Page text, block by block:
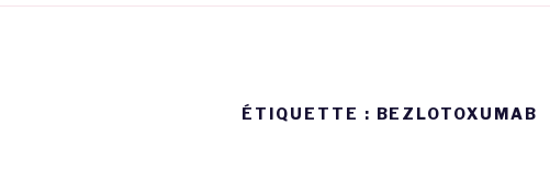
ÉTIQUETTE : BEZLOTOXUMAB